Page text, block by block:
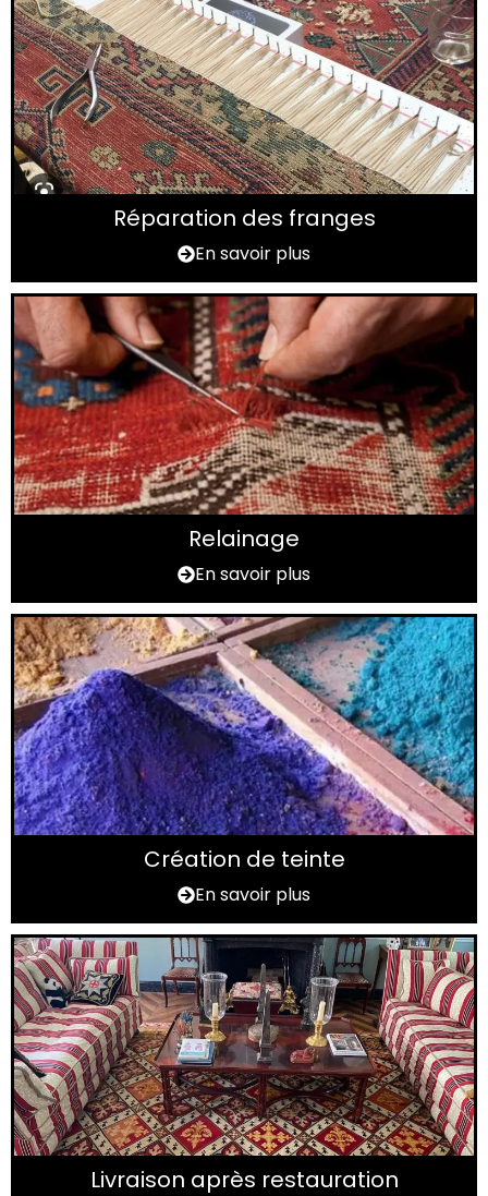
Réparation des franges
En savoir plus
Relainage
En savoir plus
Création de teinte
En savoir plus
Livraison après restauration